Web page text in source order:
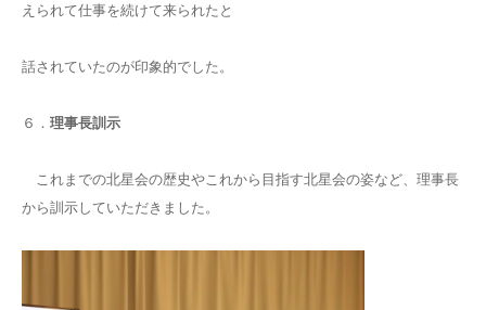
えられて仕事を続けて来られたと
話されていたのが印象的でした。
６． 理事長訓示
これまでの北星会の歴史やこれから目指す北星会の姿など、理事長
から訓示していただきました。